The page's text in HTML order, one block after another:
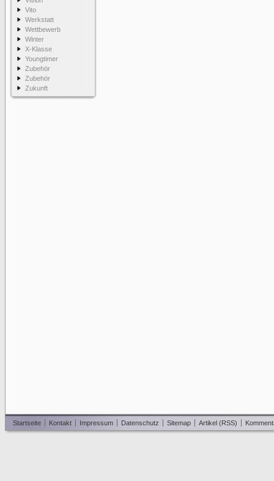
Vito
Werkstatt
Wettbewerb
Winter
X-Klasse
Youngtimer
Zubehör
Zubehör
Zukunft
Startseite Kontakt Impressum Datenschutz Sitemap Artikel (RSS)